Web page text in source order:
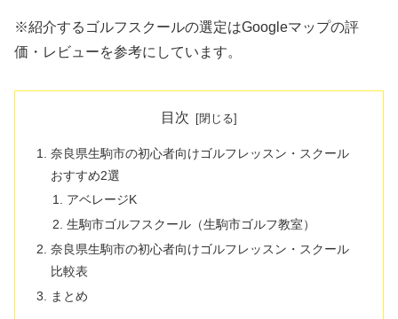
※紹介するゴルフスクールの選定はGoogleマップの評
価・レビューを参考にしています。
目次
奈良県生駒市の初心者向けゴルフレッスン・スクール
おすすめ2選
アベレージK
生駒市ゴルフスクール（生駒市ゴルフ教室）
奈良県生駒市の初心者向けゴルフレッスン・スクール
比較表
まとめ